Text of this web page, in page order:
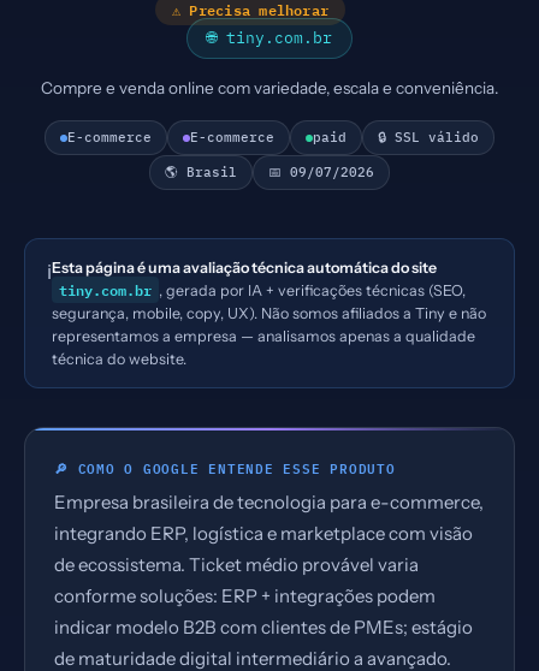
⚠ Precisa melhorar
🌐 tiny.com.br
Compre e venda online com variedade, escala e conveniência.
E-commerce E-commerce paid 🔒 SSL válido
🌎 Brasil 📅 09/07/2026
ℹ️Esta página é uma avaliação técnica automática do site
tiny.com.br , gerada por IA + verificações técnicas (SEO,
segurança, mobile, copy, UX). Não somos afiliados a Tiny e não
representamos a empresa — analisamos apenas a qualidade
técnica do website.
🔎 COMO O GOOGLE ENTENDE ESSE PRODUTO
Empresa brasileira de tecnologia para e-commerce,
integrando ERP, logística e marketplace com visão
de ecossistema. Ticket médio provável varia
conforme soluções: ERP + integrações podem
indicar modelo B2B com clientes de PMEs; estágio
de maturidade digital intermediário a avançado.